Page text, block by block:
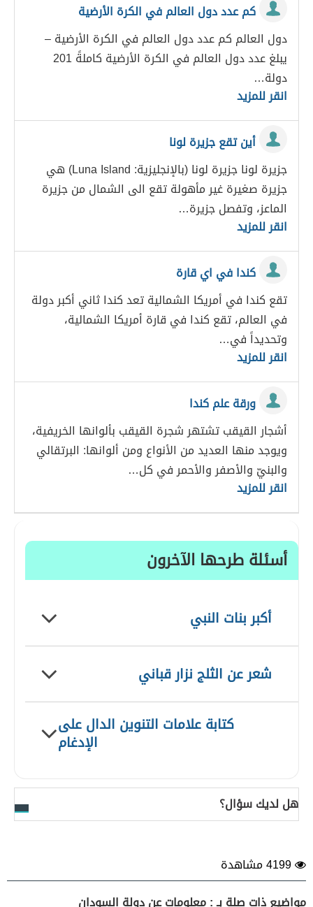
كم عدد دول العالم في الكرة الأرضية
دول العالم كم عدد دول العالم في الكرة الأرضية –
يبلغ عدد دول العالم في الكرة الأرضية كاملةً 201
دولة…
انقر للمزيد
أين تقع جزيرة لونا
جزيرة لونا جزيرة لونا (بالإنجليزية: Luna Island) هي
جزيرة صغيرة غير مأهولة تقع الى الشمال من جزيرة
الماعز، وتفصل جزيرة…
انقر للمزيد
كندا في اي قارة
تقع كندا في أمريكا الشمالية تعد كندا ثاني أكبر دولة
في العالم، تقع كندا في قارة أمريكا الشمالية،
وتحديداً في…
انقر للمزيد
ورقة علم كندا
أشجار القيقب تشتهر شجرة القيقب بألوانها الخريفية،
ويوجد منها العديد من الأنواع ومن ألوانها: البرتقالي
والبنيّ والأصفر والأحمر في كل…
انقر للمزيد
أسئلة طرحها الآخرون
أكبر بنات النبي
شعر عن الثلج نزار قباني
كتابة علامات التنوين الدال على
الإدغام
هل لديك سؤال؟
مواضيع ذات صلة بـ : معلومات عن دولة السودان